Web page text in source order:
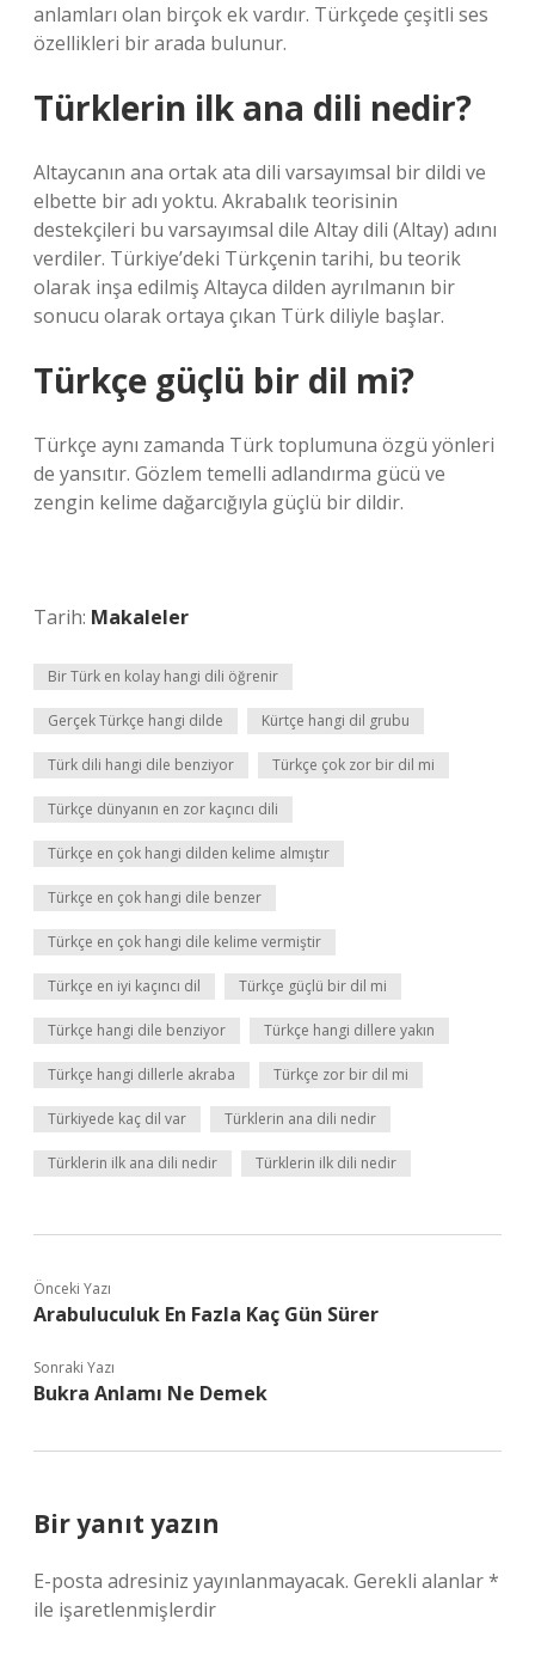
anlamları olan birçok ek vardır. Türkçede çeşitli ses
özellikleri bir arada bulunur.
Türklerin ilk ana dili nedir?
Altaycanın ana ortak ata dili varsayımsal bir dildi ve
elbette bir adı yoktu. Akrabalık teorisinin
destekçileri bu varsayımsal dile Altay dili (Altay) adını
verdiler. Türkiye’deki Türkçenin tarihi, bu teorik
olarak inşa edilmiş Altayca dilden ayrılmanın bir
sonucu olarak ortaya çıkan Türk diliyle başlar.
Türkçe güçlü bir dil mi?
Türkçe aynı zamanda Türk toplumuna özgü yönleri
de yansıtır. Gözlem temelli adlandırma gücü ve
zengin kelime dağarcığıyla güçlü bir dildir.
Tarih: Makaleler
Bir Türk en kolay hangi dili öğrenir
Gerçek Türkçe hangi dilde Kürtçe hangi dil grubu
Türk dili hangi dile benziyor Türkçe çok zor bir dil mi
Türkçe dünyanın en zor kaçıncı dili
Türkçe en çok hangi dilden kelime almıştır
Türkçe en çok hangi dile benzer
Türkçe en çok hangi dile kelime vermiştir
Türkçe en iyi kaçıncı dil Türkçe güçlü bir dil mi
Türkçe hangi dile benziyor Türkçe hangi dillere yakın
Türkçe hangi dillerle akraba Türkçe zor bir dil mi
Türkiyede kaç dil var Türklerin ana dili nedir
Türklerin ilk ana dili nedir Türklerin ilk dili nedir
Önceki Yazı
Arabuluculuk En Fazla Kaç Gün Sürer
Sonraki Yazı
Bukra Anlamı Ne Demek
Bir yanıt yazın
E-posta adresiniz yayınlanmayacak. Gerekli alanlar*
ile işaretlenmişlerdir